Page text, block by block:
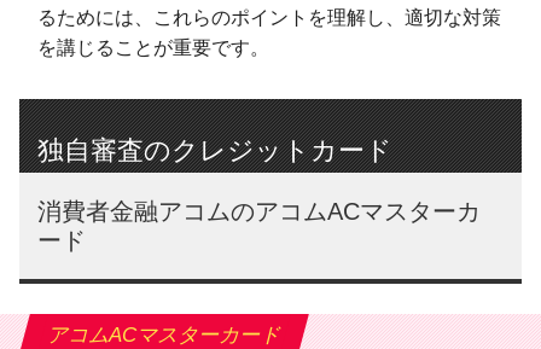
るためには、これらのポイントを理解し、適切な対策
を講じることが重要です。
独自審査のクレジットカード
消費者金融アコムのアコムACマスターカ
ード
アコムACマスターカード